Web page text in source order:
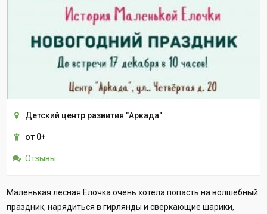
Детский центр развития "Аркада"
от 0+
Отзывы
Маленькая лесная Елочка очень хотела попасть на волшебный
праздник, нарядиться в гирлянды и сверкающие шарики,